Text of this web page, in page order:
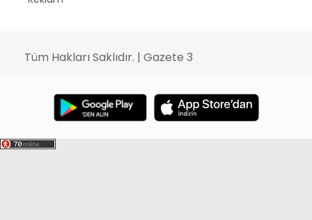
Tüm Hakları Saklıdır. | Gazete 3